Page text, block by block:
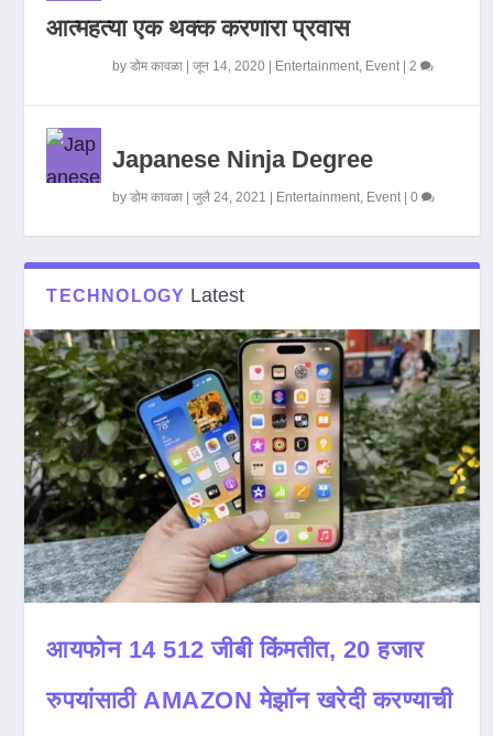
आत्महत्या एक थक्क करणारा प्रवास
byडोम कावळा |जून 14, 2020 Entertainment, Event|2
Japanese Ninja Degree
byडोम कावळा |जुलै 24, 2021 Entertainment, Event|0
TECHNOLOGY Latest
आयफोन 14 512 जीबी किंमतीत, 20 हजार
रुपयांसाठी AMAZON मेझॉन खरेदी करण्याची